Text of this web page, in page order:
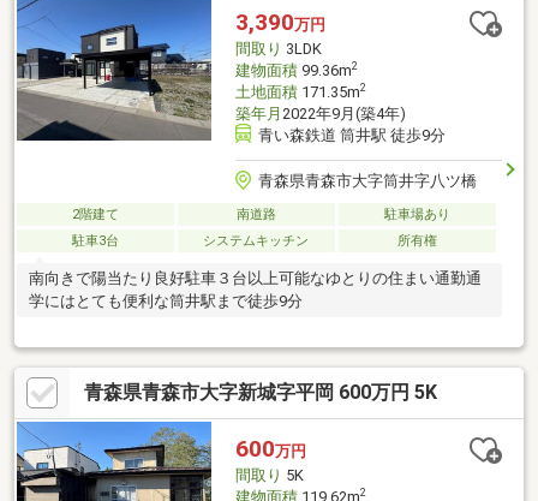
自社売主物件につき随時内覧可能です。お電話かメールでご希望
日をお知らせください。
3,390万円
間取り 3LDK
建物面積99.36m2
土地面積171.35m2
築年月 2022年9月(築4年)
青い森鉄道 筒井駅 徒歩9分
青森県青森市大字筒井字八ツ橋
2階建て 南道路
駐車場あり
駐車3台
システムキッチン 所有権
南向きで陽当たり良好駐車３台以上可能なゆとりの住まい通勤通
学にはとても便利な筒井駅まで徒歩9分
青森県青森市大字新城字平岡 600万円 5K
600万円
間取り 5K
建物面積119.62m2